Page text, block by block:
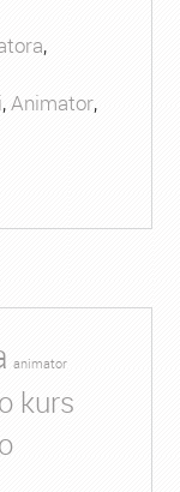
,
,Animator,
animator
kurs